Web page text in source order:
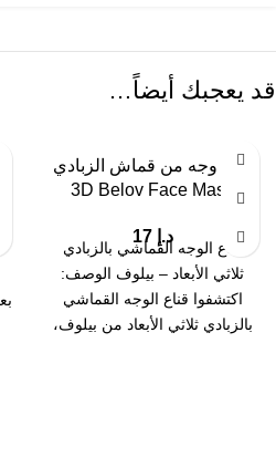
قد يعجبك أيضاً…
قناع وجه من قماش الزبادي
3D Belov Face Mask
د.إ 17
قناع الوجه القماشي بالزبادي
ثلاثي الأبعاد – بيلوف الوصف:
اكتشفوا قناع الوجه القماشي
بالزبادي ثلاثي الأبعاد من بيلوف،